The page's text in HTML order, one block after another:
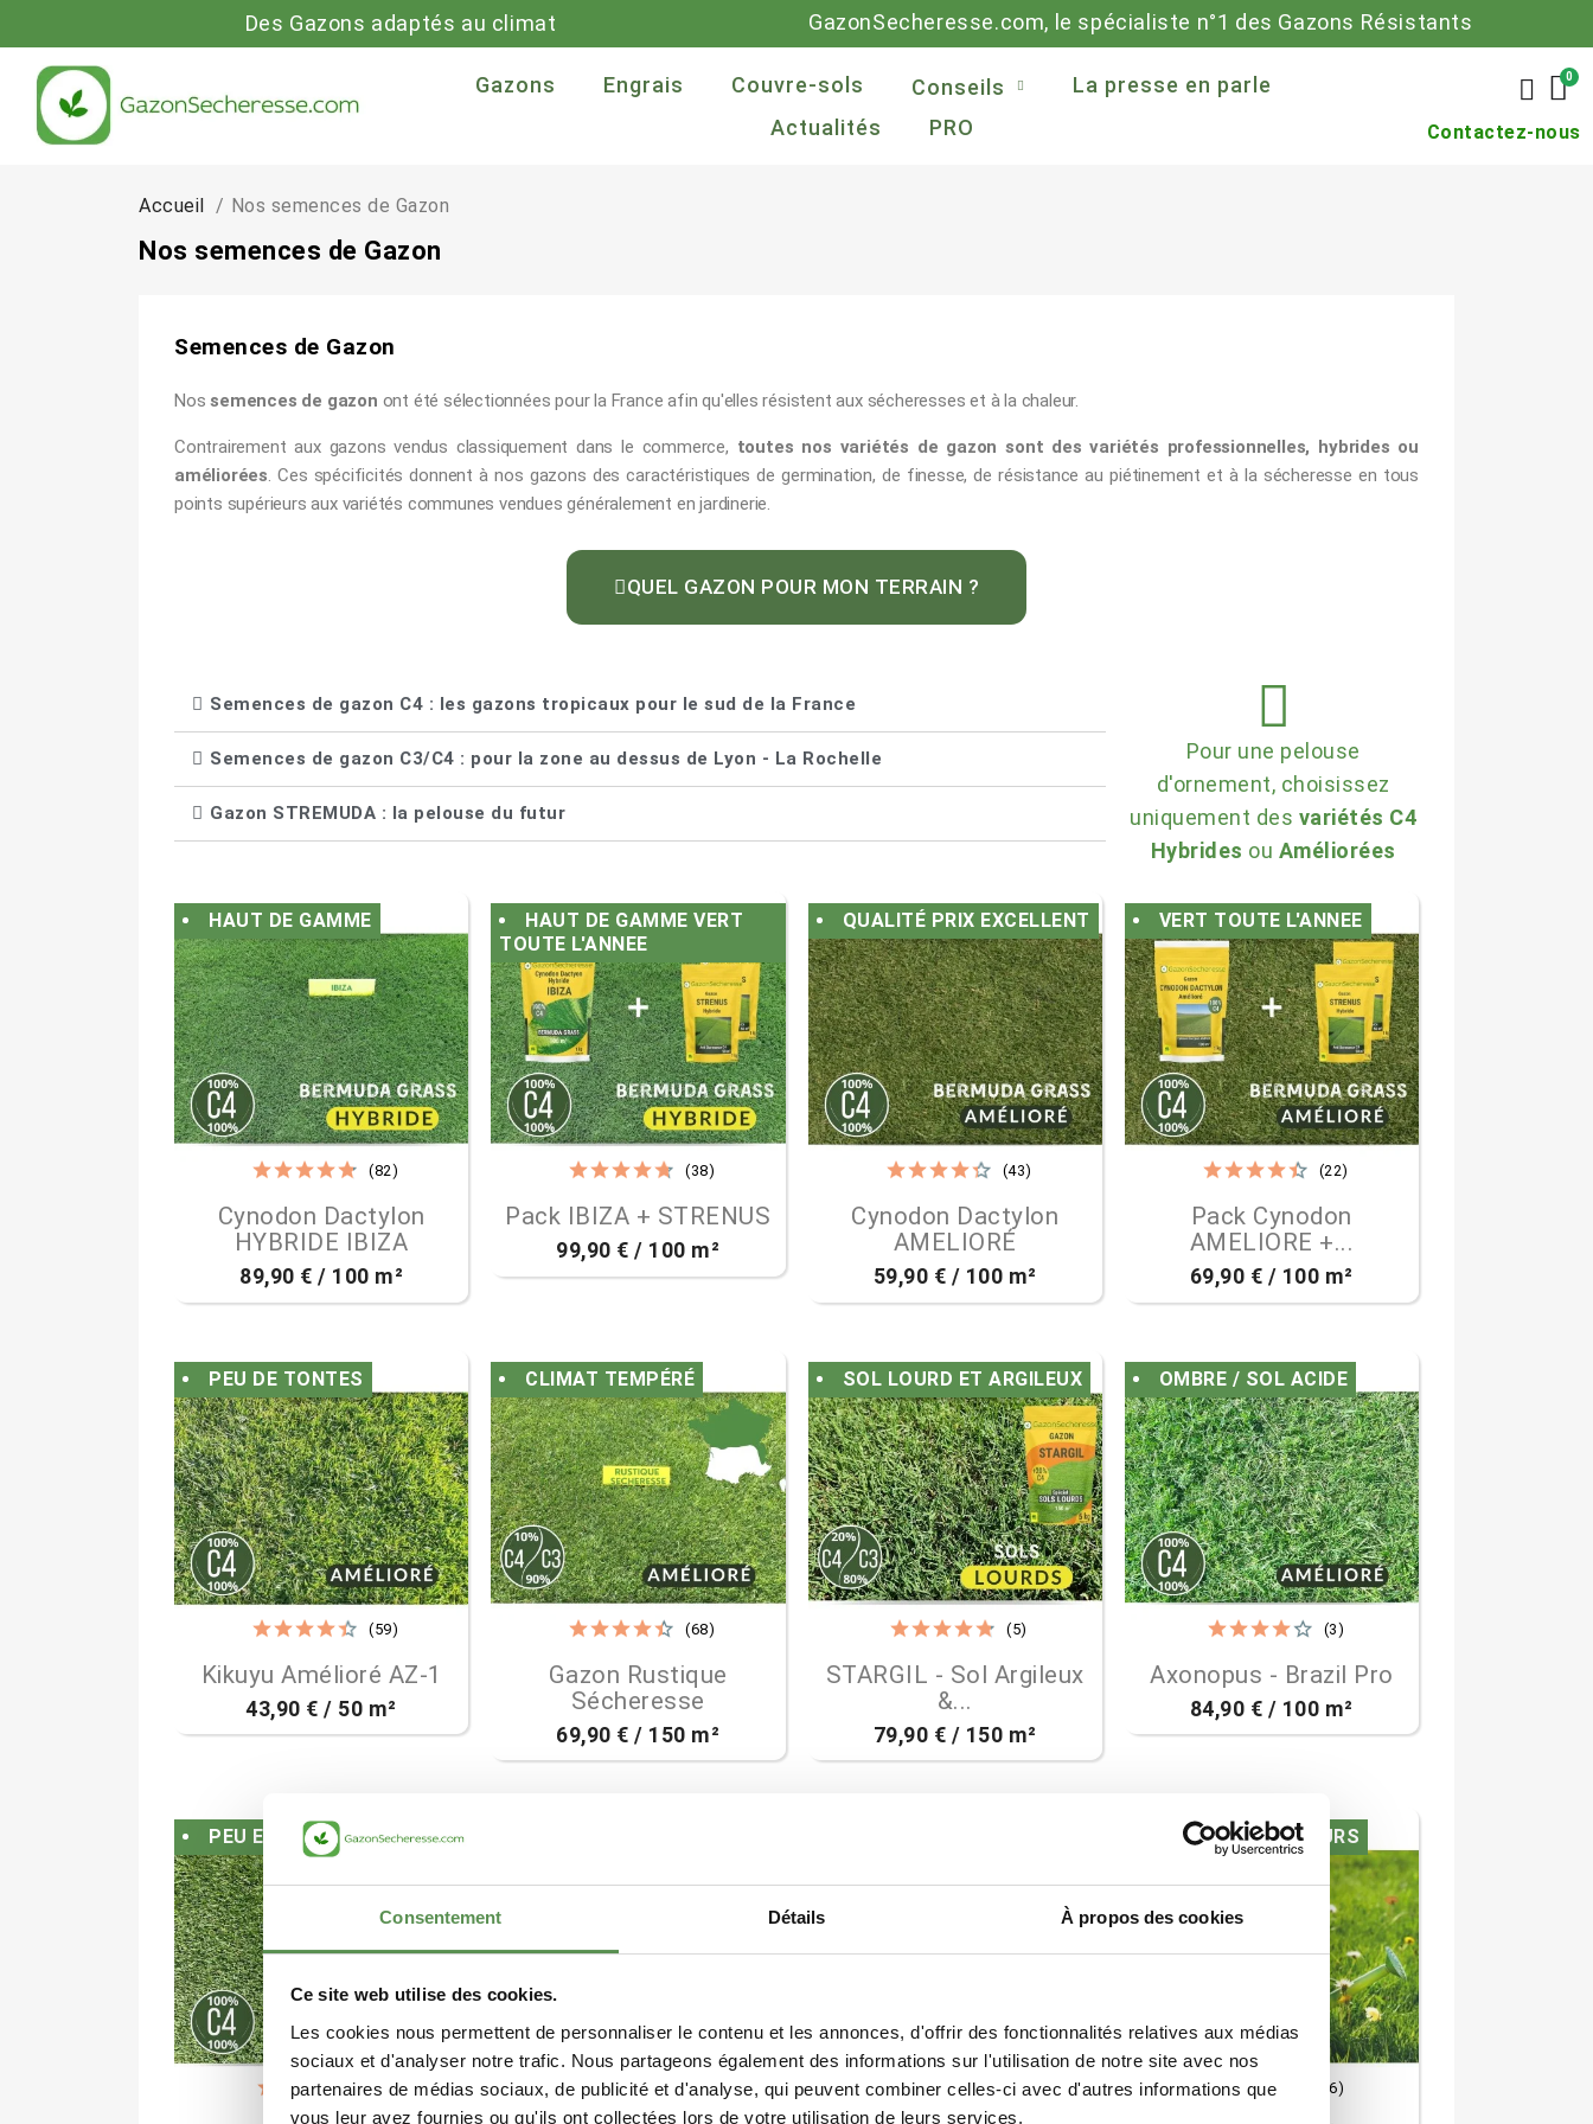
Consentement Détails À propos des cookies
Ce site web utilise des cookies.
Les cookies nous permettent de personnaliser le contenu et les annonces, d'offrir des fonctionnalités relatives aux médias
sociaux et d'analyser notre trafic. Nous partageons également des informations sur l'utilisation de notre site avec nos
partenaires de médias sociaux, de publicité et d'analyse, qui peuvent combiner celles-ci avec d'autres informations que
vous leur avez fournies ou qu'ils ont collectées lors de votre utilisation de leurs services.
Des Gazons adaptés au climat GazonSecheresse.com, le spécialiste n°1 des Gazons Résistants
Gazons Engrais Couvre-sols Conseils
La presse en parle
Actualités
PRO Contactez-nous
Accueil Nos semences de Gazon
Nos semences de Gazon
Semences de Gazon
Nossemences de gazon ont été sélectionnées pour la France afin qu'elles résistent aux sécheresses et à la chaleur.
Contrairement aux gazons vendus classiquement dans le commerce, toutes nos variétés de gazon sont des variétés professionnelles, hybrides ou
améliorées. Ces spécificités donnent à nos gazons des caractéristiques de germination, de finesse, de résistance au piétinement et à la sécheresse en tous
points supérieurs aux variétés communes vendues généralement en jardinerie.
QUEL GAZON POUR MON TERRAIN ?
Semences de gazon C4 : les gazons tropicaux pour le sud de la France
Semences de gazon C3/C4 : pour la zone au dessus de Lyon - La Rochelle
Gazon STREMUDA : la pelouse du futur
Pour une pelouse
d'ornement, choisissez
uniquement des variétés C4
Hybrides ou Améliorées
Aperçu rapide
Cynodon Dactylon
HYBRIDE IBIZA
89,90 € / 100 m²
(82)
HAUT DE GAMME
 Aperçu rapide
Pack IBIZA + STRENUS
99,90 € / 100 m²
(38)
HAUT DE GAMME VERT
TOUTE L'ANNEE
Aperçu rapide
Cynodon Dactylon
AMELIORÉ
59,90 € / 100 m²
(43)
QUALITÉ PRIX EXCELLENT
Aperçu rapide
Pack Cynodon
AMELIORE +...
69,90 € / 100 m²
(22)
VERT TOUTE L'ANNEE
Aperçu rapide
Kikuyu Amélioré AZ-1
43,90 € / 50 m²
(59)
PEU DE TONTES
Aperçu rapide
Gazon Rustique
Sécheresse
69,90 € / 150 m²
(68)
CLIMAT TEMPÉRÉ
 Aperçu rapide
STARGIL - Sol Argileux
&...
79,90 € / 150 m²
(5)
SOL LOURD ET ARGILEUX
Aperçu rapide
Axonopus - Brazil Pro
84,90 € / 100 m²
(3)
OMBRE / SOL ACIDE
(9)
PEU ENTRETIEN
(30) (33) (6)
MELANGE DE FLEURS